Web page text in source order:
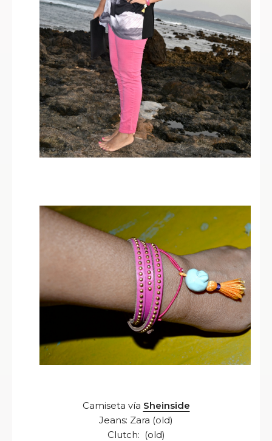
Camiseta vía Sheinside
Jeans: Zara (old)
Clutch: (old)